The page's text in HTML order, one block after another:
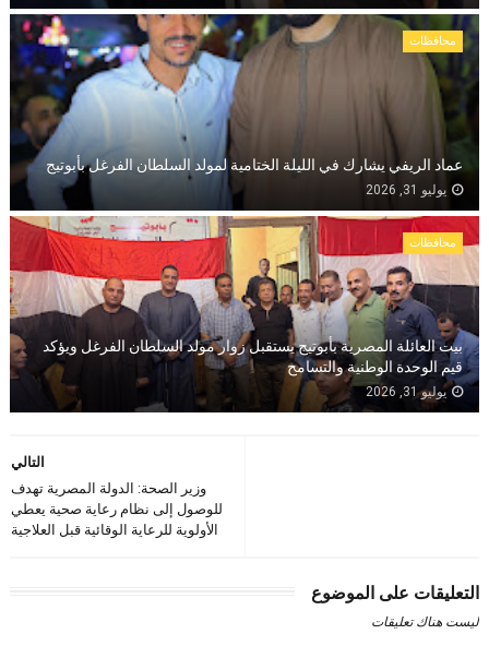
محافظات
عماد الريفي يشارك في الليلة الختامية لمولد السلطان الفرغل بأبوتيج
يوليو 31, 2026
محافظات
بيت العائلة المصرية بأبوتيج يستقبل زوار مولد السلطان الفرغل ويؤكد
قيم الوحدة الوطنية والتسامح
يوليو 31, 2026
التالي
وزير الصحة: الدولة المصرية تهدف
للوصول إلى نظام رعاية صحية يعطي
الأولوية للرعاية الوقائية قبل العلاجية
التعليقات على الموضوع
ليست هناك تعليقات